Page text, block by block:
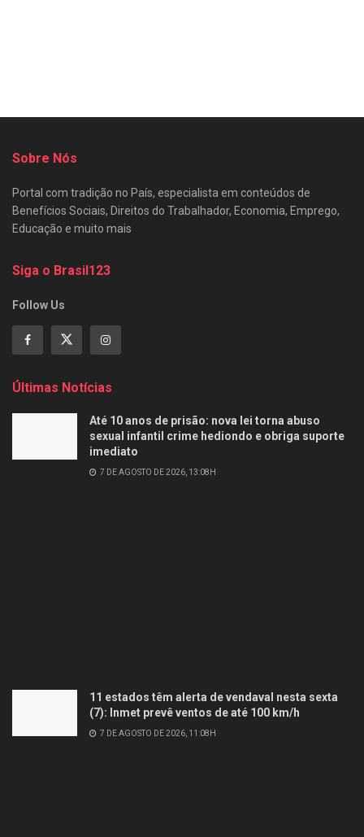
Sobre Nós
Portal com tradição no País, especialista em conteúdos de
Benefícios Sociais, Direitos do Trabalhador, Economia, Emprego,
Educação e muito mais
Siga o Brasil123
Follow Us
Últimas Notícias
Até 10 anos de prisão: nova lei torna abuso
sexual infantil crime hediondo e obriga suporte
imediato
7 DE AGOSTO DE 2026, 13:08H
11 estados têm alerta de vendaval nesta sexta
(7): Inmet prevê ventos de até 100 km/h
7 DE AGOSTO DE 2026, 11:08H